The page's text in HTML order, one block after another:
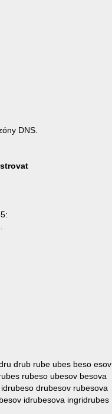
DNS.
drub rube ubes beso esov
rubeso ubesov besova
drubesov rubesova
idrubesova ingridrubes